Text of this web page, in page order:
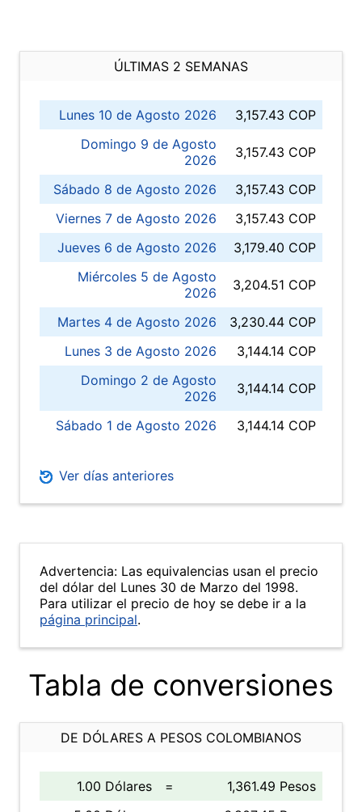
ÚLTIMAS 2 SEMANAS
Lunes 10 de Agosto 2026
3,157.43 COP
Domingo 9 de Agosto
2026
3,157.43 COP
Sábado 8 de Agosto 2026
3,157.43 COP
Viernes 7 de Agosto 2026
3,157.43 COP
Jueves 6 de Agosto 2026
3,179.40 COP
Miércoles 5 de Agosto
2026
3,204.51 COP
Martes 4 de Agosto 2026
3,230.44 COP
Lunes 3 de Agosto 2026
3,144.14 COP
Domingo 2 de Agosto
2026
3,144.14 COP
Sábado 1 de Agosto 2026 3,144.14 COP
Ver días anteriores
Advertencia: Las equivalencias usan el precio
del dólar del Lunes 30 de Marzo del 1998.
Para utilizar el precio de hoy se debe ir a la
página principal.
Tabla de conversiones
DE DÓLARES A PESOS COLOMBIANOS
1.00 Dólares =
1,361.49 Pesos